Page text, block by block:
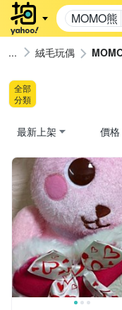
MOMO熊
絨毛玩偶
全部
分類
最新上架 價格